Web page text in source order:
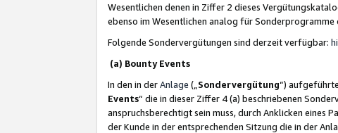
Wesentlichen denen in Ziffer 2 dieses
ebenso im Wesentlichen analog für Sonderprogramme
Folgende Sondervergütungen sind derzeit verfügbar:
(a) Bounty Events
In den in derAnlage („ Sondervergütung“)
Events“ die in dieser Ziffer 4 (a) beschriebenen
anspruchsberechtigt sein muss, durch Anklicken eines
der Kunde in der entsprechenden Sitzung die in der